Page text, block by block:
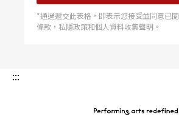
*通過遞交此表格，即表示您接受並同意已
條款，私隱政策和個人資料收集聲明。
:::